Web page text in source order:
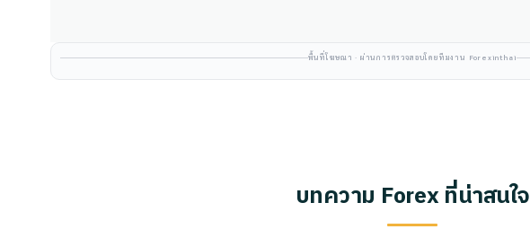
พื้นที่โฆษณา · ผ่านการตรวจสอบโดยทีมงาน Forexinthai
บทความ Forex ที่น่าสนใจ